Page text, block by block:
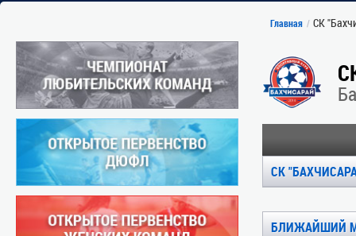
Главная СК
СК
БЛИЖАЙШИЙ